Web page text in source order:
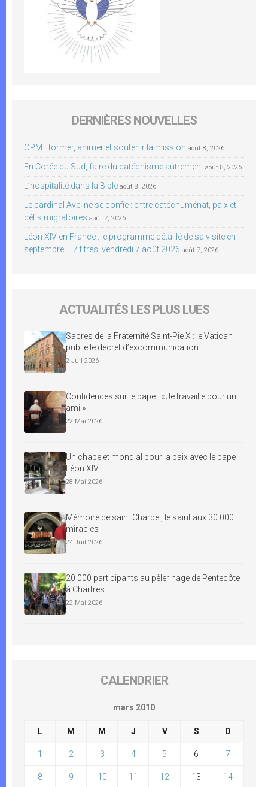
DERNIÈRES NOUVELLES
OPM : former, animer et soutenir la mission août 8, 2026
En Corée du Sud, faire du catéchisme autrement août 8, 2026
L’hospitalité dans la Bible août 8, 2026
Le cardinal Aveline se confie : entre catéchuménat, paix et
défis migratoires août 7, 2026
Léon XIV en France : le programme détaillé de sa visite en
septembre – 7 titres, vendredi 7 août 2026 août 7, 2026
ACTUALITÉS LES PLUS LUES
Sacres de la Fraternité Saint-Pie X : le Vatican
publie le décret d’excommunication
2 Juil 2026
Confidences sur le pape : « Je travaille pour un
ami »
22 Mai 2026
Un chapelet mondial pour la paix avec le pape
Léon XIV
28 Mai 2026
Mémoire de saint Charbel, le saint aux 30 000
miracles
24 Juil 2026
20 000 participants au pèlerinage de Pentecôte
à Chartres
22 Mai 2026
CALENDRIER
mars 2010
L M M J V S D
1 2 3 4 5 6 7
8 9 10 11 12 13 14